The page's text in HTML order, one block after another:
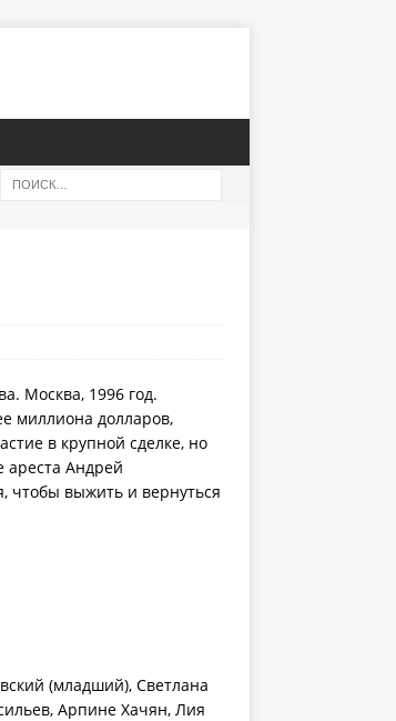
Москва, 1996 год.
миллиона долларов,
в крупной сделке, но
ареста Андрей
чтобы выжить и вернуться
(младший), Светлана
Арпине Хачян, Лия